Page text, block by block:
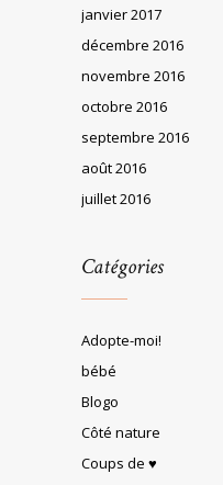
janvier 2017
décembre 2016
novembre 2016
octobre 2016
septembre 2016
août 2016
juillet 2016
Catégories
Adopte-moi!
bébé
Blogo
Côté nature
Coups de ♥